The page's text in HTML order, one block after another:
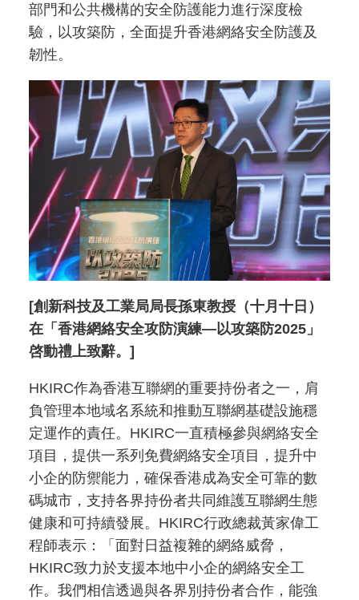
部門和公共機構的安全防護能力進行深度檢
驗，以攻築防，全面提升香港網絡安全防護及
韌性。
[創新科技及工業局局長孫東教授（十月十日）
在「香港網絡安全攻防演練—以攻築防2025」
啓動禮上致辭。]
HKIRC作為香港互聯網的重要持份者之一，肩
負管理本地域名系統和推動互聯網基礎設施穩
定運作的責任。HKIRC一直積極參與網絡安全
項目，提供一系列免費網絡安全項目，提升中
小企的防禦能力，確保香港成為安全可靠的數
碼城市，支持各界持份者共同維護互聯網生態
健康和可持續發展。HKIRC行政總裁黃家偉工
程師表示：「面對日益複雜的網絡威脅，
HKIRC致力於支援本地中小企的網絡安全工
作。我們相信透過與各界別持份者合作，能強